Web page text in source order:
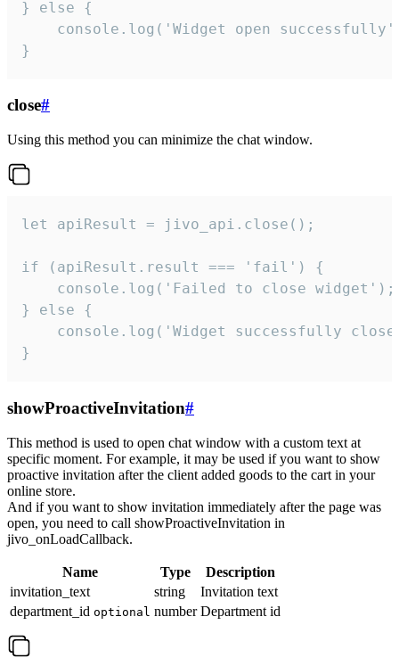
} else {
console.log('Widget open
}
close#
Using this method you can minimize the chat window.
let apiResult = jivo_api.close();
if (apiResult.result === 'fail') {
    console.log('Failed to close widget');
} else {
console.log('Widget successfully
}
showProactiveInvitation#
This method is used to open chat window with a custom text at
specific moment. For example, it may be used if you want to show
proactive invitation after the client added goods to the cart in your
online store.
And if you want to show invitation immediately after the page was
open, you need to call showProactiveInvitation in
jivo_onLoadCallback.
Name Type
Description
invitation_text
string
Invitation text
department_id optional number Department id